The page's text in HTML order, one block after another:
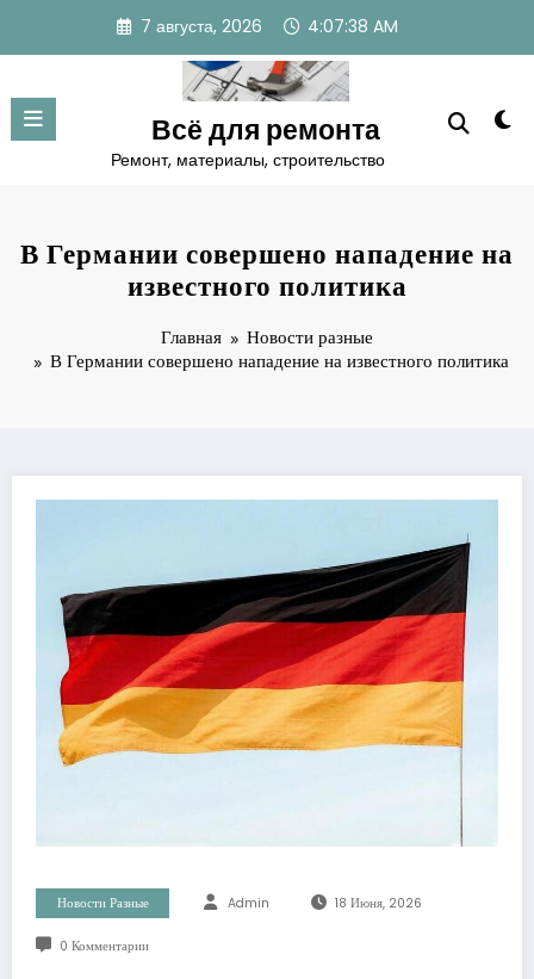
содержимому
7 августа, 2026 4:07:39 AM
Всё для ремонта
Ремонт, материалы, строительство
В Германии совершено нападение на
известного политика
Главная
Новости разные
В Германии совершено нападение на известного политика
Новости Разные Admin 18 Июня, 2026
0 Комментарии